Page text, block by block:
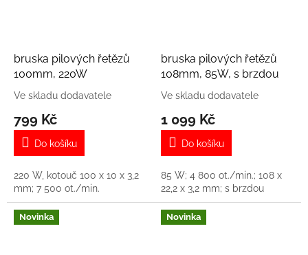
bruska pilových řetězů
100mm, 220W
Ve skladu dodavatele
799 Kč
Do košíku
220 W, kotouč 100 x 10 x 3,2
mm; 7 500 ot./min.
bruska pilových řetězů
108mm, 85W, s brzdou
Ve skladu dodavatele
1 099 Kč
Do košíku
85 W; 4 800 ot./min.; 108 x
22,2 x 3,2 mm; s brzdou
Novinka Novinka